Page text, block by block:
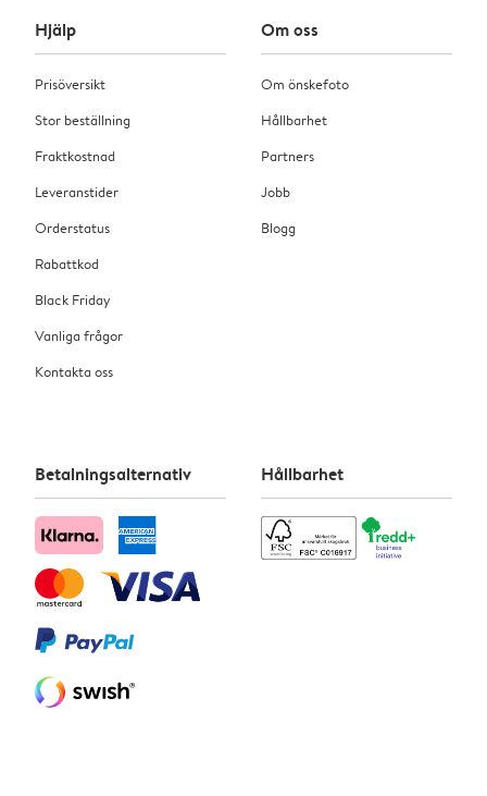
Hjälp
Prisöversikt
Stor beställning
Fraktkostnad
Leveranstider
Orderstatus
Rabattkod
Black Friday
Vanliga frågor
Kontakta oss
Om oss
Om önskefoto
Hållbarhet
Partners
Jobb
Blogg
Betalningsalternativ Hållbarhet